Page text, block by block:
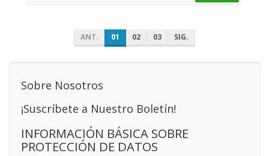
ANT. 01 02 03 SIG.
Sobre Nosotros
¡Suscríbete a Nuestro Boletín!
INFORMACIÓN BÁSICA SOBRE
PROTECCIÓN DE DATOS